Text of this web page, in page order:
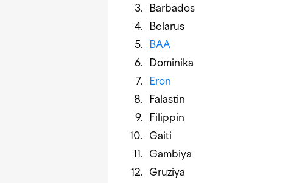
Barbados
Belarus
BAA
Dominika
Eron
Falastin
Filippin
Gaiti
Gambiya
Gruziya